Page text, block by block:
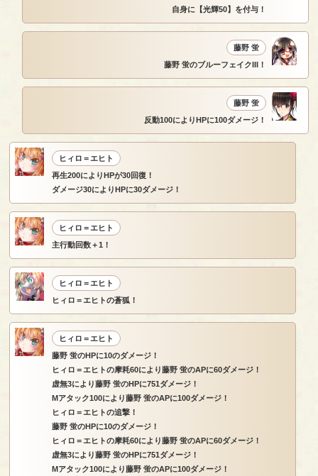
自身に【光輝50】を付与！
藤野 蛍
藤野 蛍のブルーフェイクIII！
藤野 蛍
反動100によりHPに100ダメージ！
ヒィロ＝エヒト
再生200によりHPが30回復！
ダメージ30によりHPに30ダメージ！
ヒィロ＝エヒト
主行動回数＋1！
ヒィロ＝エヒト
ヒィロ＝エヒトの蒼狐！
ヒィロ＝エヒト
藤野 蛍のHPに10のダメージ！
ヒィロ＝エヒトの摩耗60により藤野 蛍のAPに60ダメージ！
虚無3により藤野 蛍のHPに751ダメージ！
Mアタック100により藤野 蛍のAPに100ダメージ！
ヒィロ＝エヒトの追撃！
藤野 蛍のHPに10のダメージ！
ヒィロ＝エヒトの摩耗60により藤野 蛍のAPに60ダメージ！
虚無3により藤野 蛍のHPに751ダメージ！
Mアタック100により藤野 蛍のAPに100ダメージ！